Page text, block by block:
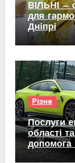
ВІЛЬНІ —
для
Дніпрі
Різне
Послуги
області
допомога